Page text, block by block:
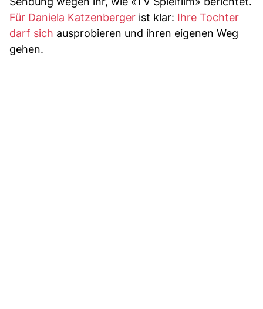
Für Daniela Katzenberger ist klar: Ihre Tochter
darf sich ausprobieren und ihren eigenen Weg
gehen.